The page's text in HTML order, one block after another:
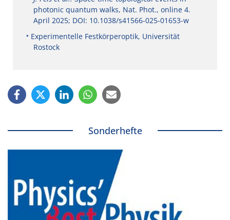
photonic quantum walks, Nat. Phot., online 4.
April 2025; DOI: 10.1038/s41566-025-01653-w
Experimentelle Festkörperoptik, Universität
Rostock
Sonderhefte